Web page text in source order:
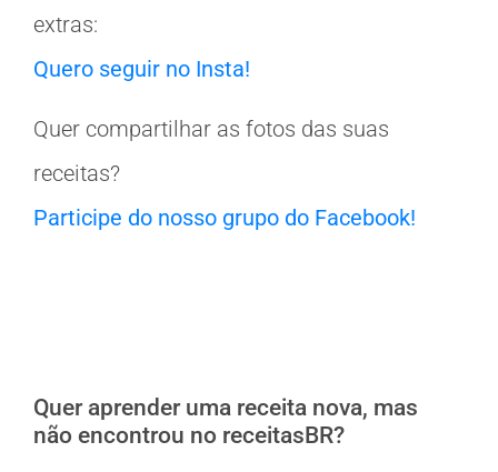
extras:
Quero seguir no Insta!
Quer compartilhar as fotos das suas
receitas?
Participe do nosso grupo do Facebook!
Quer aprender uma receita nova, mas
não encontrou no receitasBR?